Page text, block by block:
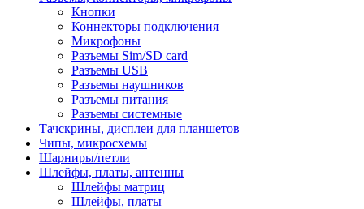
Кнопки
Коннекторы подключения
Микрофоны
Разъемы Sim/SD card
Разъемы USB
Разъемы наушников
Разъемы питания
Разъемы системные
Тачскрины, дисплеи для планшетов
Чипы, микросхемы
Шарниры/петли
Шлейфы, платы, антенны
Шлейфы матриц
Шлейфы, платы